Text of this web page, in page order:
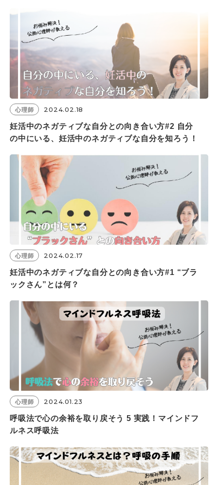
心理師 2024.02.18
妊活中のネガティブな自分との向き合い方#2 自分
の中にいる、妊活中のネガティブな自分を知ろう！
心理師 2024.02.17
妊活中のネガティブな自分との向き合い方#1 “ブラ
ックさん”とは何？
心理師 2024.01.23
呼吸法で心の余裕を取り戻そう 5 実践！マインドフ
ルネス呼吸法